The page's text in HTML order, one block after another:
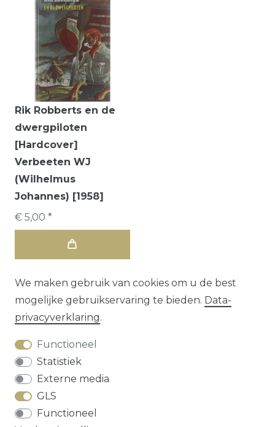
Rik Robberts en de
dwergpiloten
[Hardcover]
Verbeeten WJ
(Wilhelmus
Johannes) [1958]
€ 5,00 *
We maken gebruik van cookies om u de best
mogelijke gebruikservaring te bieden. Data­
privacy­verklaring.
Functioneel
Statistiek
Externe media
GLS
Functioneel